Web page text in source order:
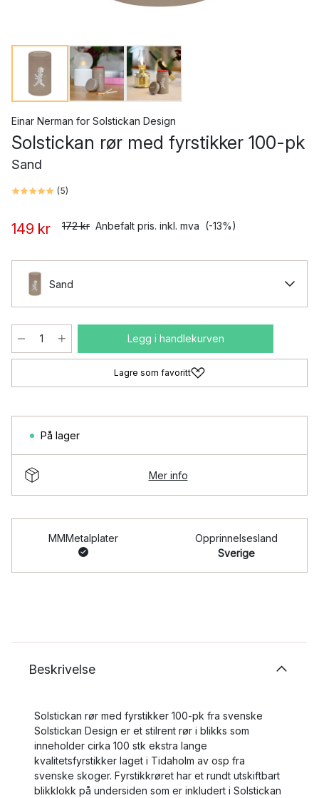
Einar Nerman for Solstickan Design
Solstickan rør med fyrstikker 100-pk
Sand
(5)
149 kr 172 kr Anbefalt pris. inkl. mva (-13%)
Sand
Legg i handlekurven
Lagre som favoritt
På lager
Mer info
MMMetalplater
Opprinnelsesland
Sverige
Beskrivelse
Solstickan rør med fyrstikker 100-pk fra svenske
Solstickan Design er et stilrent rør i blikks som
inneholder cirka 100 stk ekstra lange
kvalitetsfyrstikker laget i Tidaholm av osp fra
svenske skoger. Fyrstikkrøret har et rundt utskiftbart
blikklokk på undersiden som er inkludert i Solstickan